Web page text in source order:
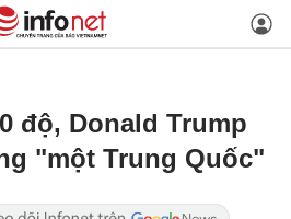
độ, Donald Trump
"một Trung Quốc"